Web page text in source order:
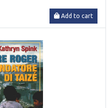
Add to cart